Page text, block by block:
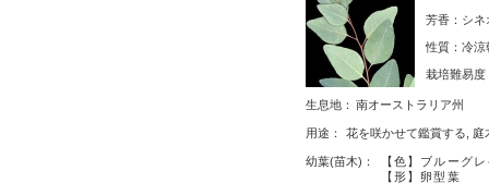
芳香：シ
性質：冷
栽培難
生息地： 南オーストラリア州
用途： 花を咲かせて鑑賞する,
幼葉(苗木)：
【色】ブルーグ
【形】卵型葉